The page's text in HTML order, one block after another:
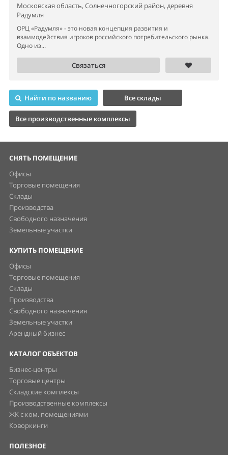
Московская область, Солнечногорский район, деревня
Радумля
ОРЦ «Радумля» - это новая концепция развития и
взаимодействия игроков российского потребительского рынка.
Одно из...
Связаться
Найти по названию Все склады
Все производственные комплексы
СНЯТЬ ПОМЕЩЕНИЕ
Офисы
Торговые помещения
Склады
Производства
Свободного назначения
Земельные участки
КУПИТЬ ПОМЕЩЕНИЕ
Офисы
Торговые помещения
Склады
Производства
Свободного назначения
Земельные участки
Арендный бизнес
КАТАЛОГ ОБЪЕКТОВ
Бизнес-центры
Торговые центры
Складские комплексы
Производственные комплексы
ЖК с ком. помещениями
Коворкинги
ПОЛЕЗНОЕ